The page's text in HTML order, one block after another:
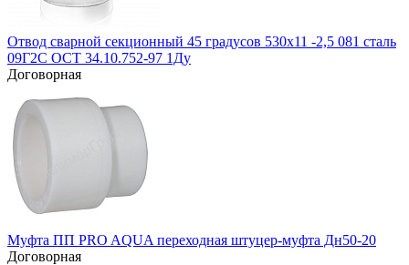
Отвод сварной секционный 45 градусов 530х11 -2,5 081 сталь
09Г2С ОСТ 34.10.752-97 1Ду
Договорная
Муфта ПП PRO AQUA переходная штуцер-муфта Дн50-20
Договорная